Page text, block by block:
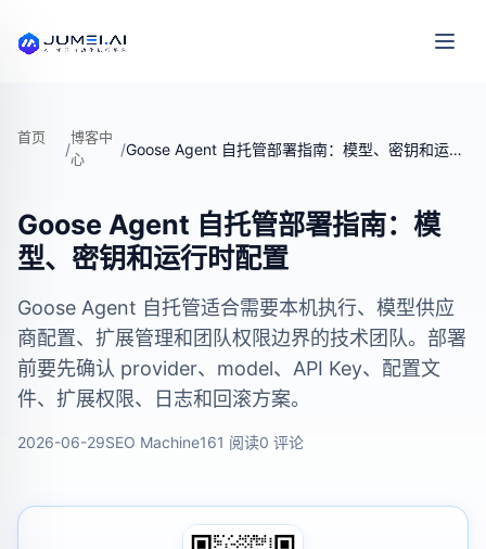
首页
/
博客中
心
/ Goose Agent 自托管部署指南：模型、密钥和运行时配置
Goose Agent 自托管部署指南：模
型、密钥和运行时配置
Goose Agent 自托管适合需要本机执行、模型供应
商配置、扩展管理和团队权限边界的技术团队。部署
前要先确认 provider、model、API Key、配置文
件、扩展权限、日志和回滚方案。
2026-06-29SEO Machine161 阅读0 评论